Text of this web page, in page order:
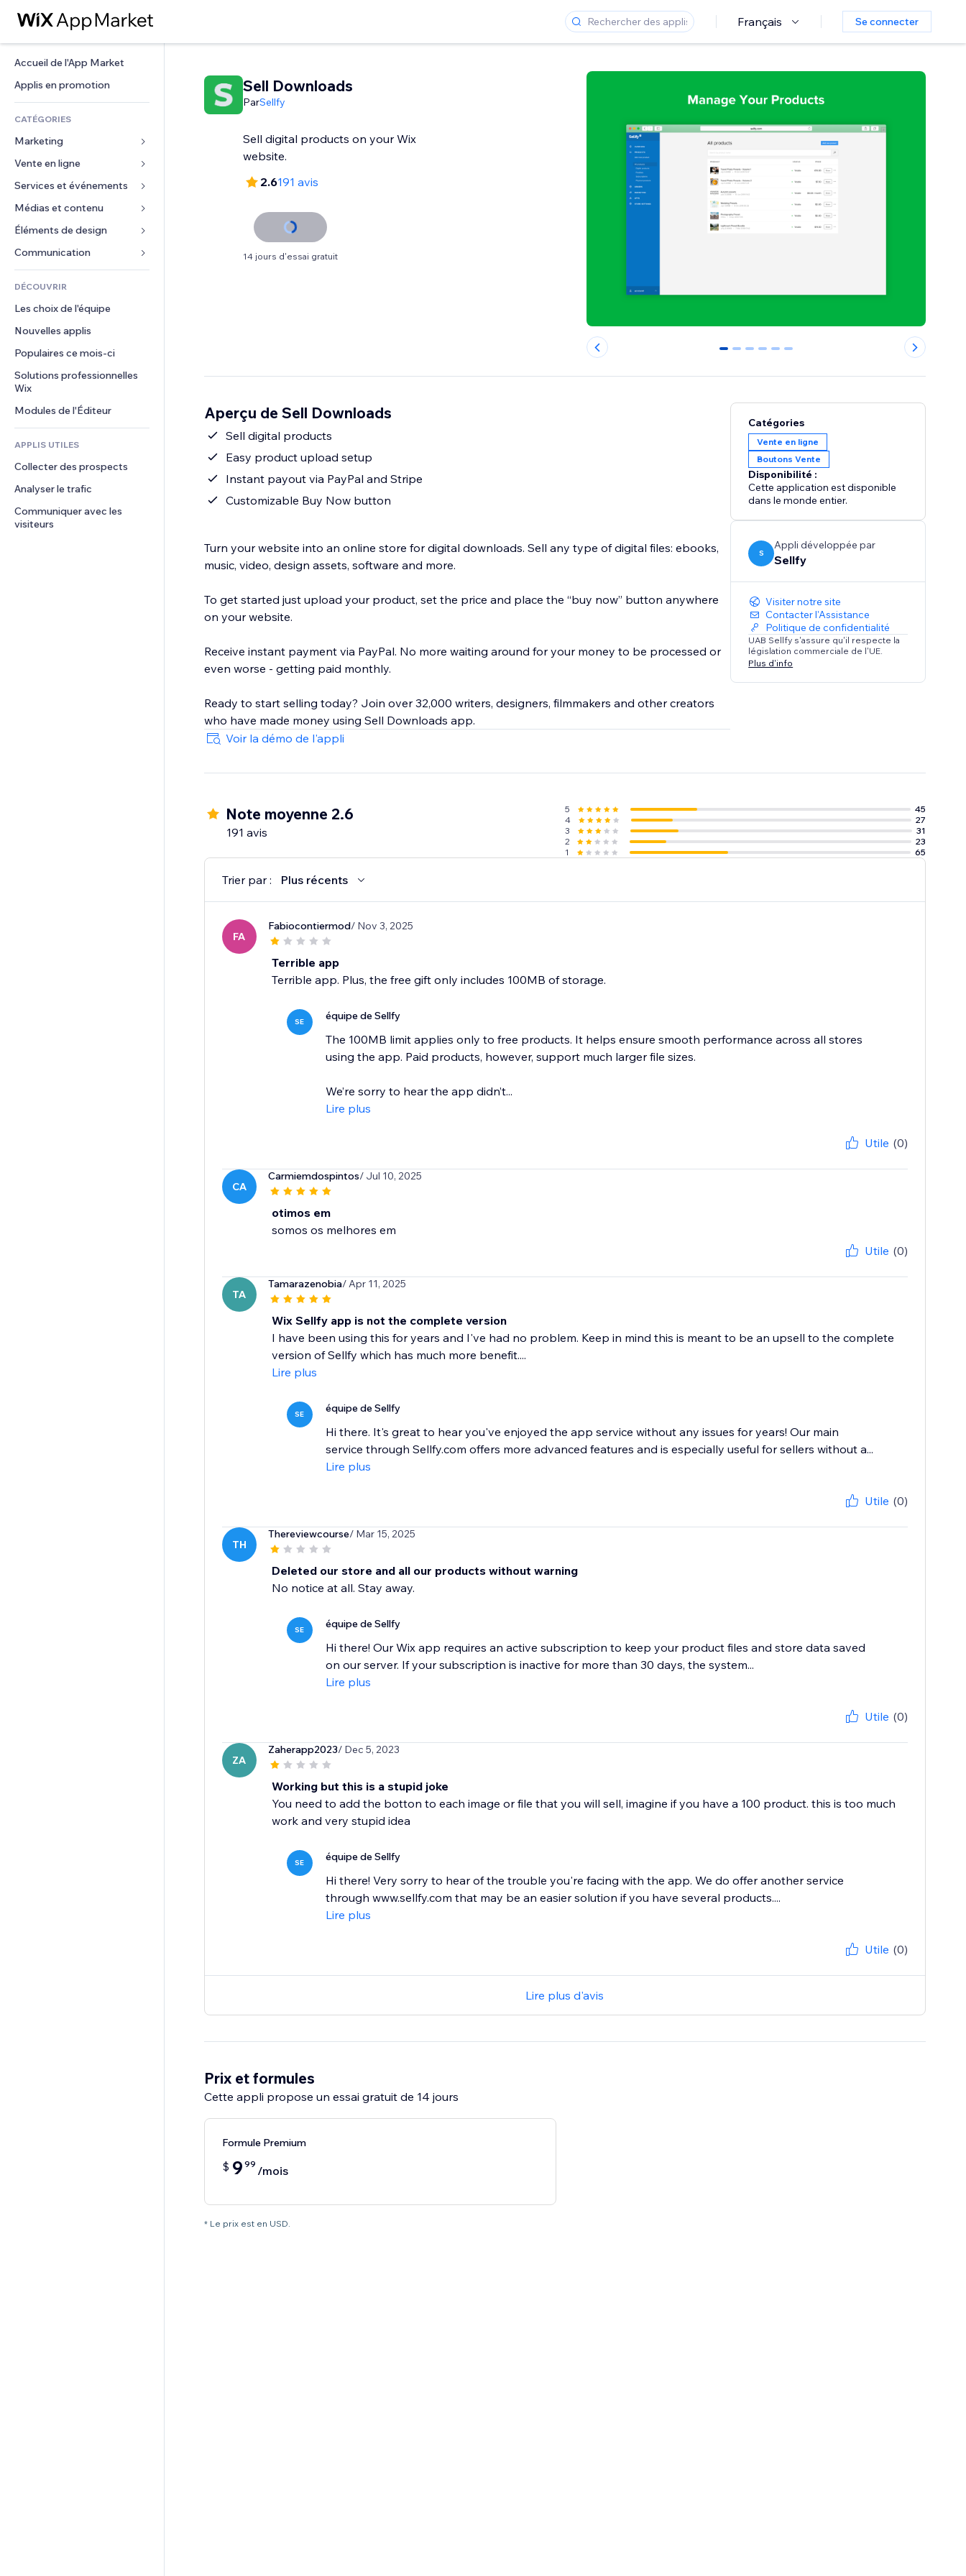
Français Se connecter
Accueil de l'App Market
Applis en promotion
CATÉGORIES
Marketing
Publicités
Mobile
Données analytiques
Réseaux sociaux
Classement de sites
E-mail
Vente en ligne
Applis pour les boutiques
Expédition et livraison
Boutons Vente
Comptabilité
Coupons et fidélisation
Solutions d'entreposage
Financement participatif
Alimentation et boissons
Services et événements
Hôtels
Événements
Restaurants
Immobilier
Réservations
Médias et contenu
Galerie
Musique
Podcasts
Photographie
Vidéo
PDF
Partage de fichiers
Actualités
Services de contenu
Effets de texte
Éléments de design
Cartes et navigation
Confidentialité
Horloge
Modèles de pages
Effets sur images
Boutons et menus
Bannières et badges
Calculateurs
Rechercher
Formulaires
Sondages
Chat
Commentaires
Téléphone
Communauté
Avis et commentaires
DÉCOUVRIR
Les choix de l'équipe
Nouvelles applis
Populaires ce mois‑ci
Solutions professionnelles
Wix
Modules de l'Éditeur
APPLIS UTILES
Collecter des prospects
Analyser le trafic
Communiquer avec les
visiteurs
Sell Downloads
ParSellfy
Sell digital products on your Wix
website.
2.6191 avis
14 jours d'essai gratuit
0 1 2 3 4 5
Aperçu de Sell Downloads
Sell digital products
Easy product upload setup
Instant payout via PayPal and Stripe
Customizable Buy Now button
Turn your website into an online store for digital downloads. Sell any type of digital files: ebooks,
music, video, design assets, software and more.
To get started just upload your product, set the price and place the “buy now” button anywhere
on your website.
Receive instant payment via PayPal. No more waiting around for your money to be processed or
even worse - getting paid monthly.
Ready to start selling today? Join over 32,000 writers, designers, filmmakers and other creators
who have made money using Sell Downloads app.
Voir la démo de l'appli
Catégories
Vente en ligne
Boutons Vente
Disponibilité :
Cette application est disponible
dans le monde entier.
S
Appli développée par
Sellfy
Visiter notre site
Contacter l'Assistance
Politique de confidentialité
UAB Sellfy s'assure qu'il respecte la
législation commerciale de l'UE.
Plus d'info
Note moyenne 2.6
191 avis
5
45
4
27
3
31
2
23
1
65
Trier par : Plus récents
FA
Fabiocontiermod/ Nov 3, 2025
Terrible app
Terrible app. Plus, the free gift only includes 100MB of storage.
SE équipe de Sellfy
The 100MB limit applies only to free products. It helps ensure smooth performance across all stores
using the app. Paid products, however, support much larger file sizes.
We’re sorry to hear the app didn’t...
Lire plus
Utile (0)
CA
Carmiemdospintos/ Jul 10, 2025
otimos em
somos os melhores em
Utile (0)
TA
Tamarazenobia/ Apr 11, 2025
Wix Sellfy app is not the complete version
I have been using this for years and I've had no problem. Keep in mind this is meant to be an upsell to the complete
version of Sellfy which has much more benefit....
Lire plus
SE équipe de Sellfy
Hi there. It's great to hear you've enjoyed the app service without any issues for years! Our main
service through Sellfy.com offers more advanced features and is especially useful for sellers without a...
Lire plus
Utile (0)
TH
Thereviewcourse/ Mar 15, 2025
Deleted our store and all our products without warning
No notice at all. Stay away.
SE équipe de Sellfy
Hi there! Our Wix app requires an active subscription to keep your product files and store data saved
on our server. If your subscription is inactive for more than 30 days, the system...
Lire plus
Utile (0)
ZA
Zaherapp2023/ Dec 5, 2023
Working but this is a stupid joke
You need to add the botton to each image or file that you will sell, imagine if you have a 100 product. this is too much
work and very stupid idea
SE équipe de Sellfy
Hi there! Very sorry to hear of the trouble you're facing with the app. We do offer another service
through www.sellfy.com that may be an easier solution if you have several products....
Lire plus
Utile (0)
Lire plus d'avis
Prix et formules
Cette appli propose un essai gratuit de 14 jours
Formule Premium
$ 9 99 /mois
* Le prix est en USD.